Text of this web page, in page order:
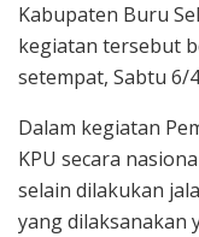
Kabupaten Buru
kegiatan tersebut
setempat, Sabtu 6/
Dalam kegiatan
KPU secara
selain dilakukan
yang dilaksanakan